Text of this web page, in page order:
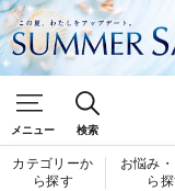
メニュー 検索
カテゴリーか
ら探す
お悩み
ら